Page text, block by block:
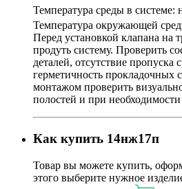
Температура среды в системе:
Температура окружающей
Перед установкой клапана на
продуть систему. Проверить
деталей, отсутствие пропуска
герметичность прокладочных
монтажом проверить
полостей и при
Как купить 14нж17п
Товар вы можете купить,
этого выберите нужное